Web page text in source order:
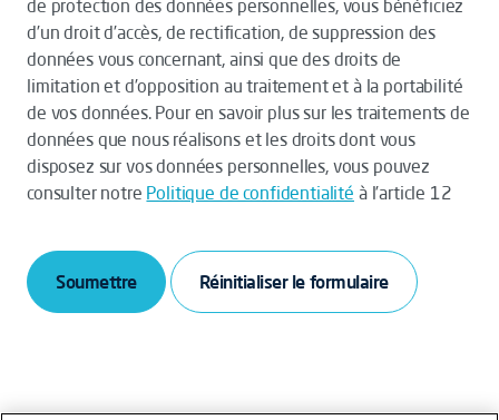
de protection des données personnelles, vous bénéficiez
d’un droit d’accès, de rectification, de suppression des
données vous concernant, ainsi que des droits de
limitation et d’opposition au traitement et à la portabilité
de vos données. Pour en savoir plus sur les traitements de
données que nous réalisons et les droits dont vous
disposez sur vos données personnelles, vous pouvez
consulter notre Politique de confidentialité à l’article 12
Soumettre